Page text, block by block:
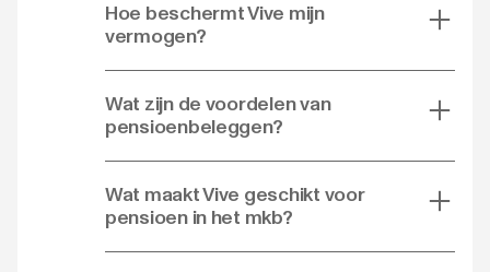
Hoe beschermt Vive mijn
vermogen?
Wat zijn de voordelen van
pensioenbeleggen?
Wat maakt Vive geschikt voor
pensioen in het mkb?